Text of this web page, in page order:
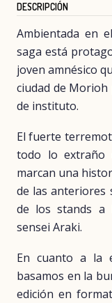
DESCRIPCIÓN
Ambientada en
saga está
joven amnésico
ciudad de
de instituto.
El fuerte
todo lo extraño
marcan una
de las anteriores
de los stands a
sensei Araki.
En cuanto a la
basamos en la
edición en